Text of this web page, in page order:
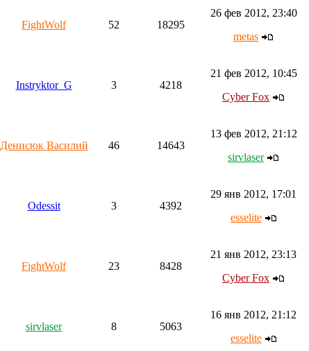
FightWolf 52 18295
26 фев 2012, 23:40
metas
Instryktor_G 3 4218
21 фев 2012, 10:45
Cyber Fox
Денисюк Василий 46 14643
13 фев 2012, 21:12
sirvlaser
Odessit 3 4392
29 янв 2012, 17:01
esselite
FightWolf 23 8428
21 янв 2012, 23:13
Cyber Fox
sirvlaser 8 5063
16 янв 2012, 21:12
esselite